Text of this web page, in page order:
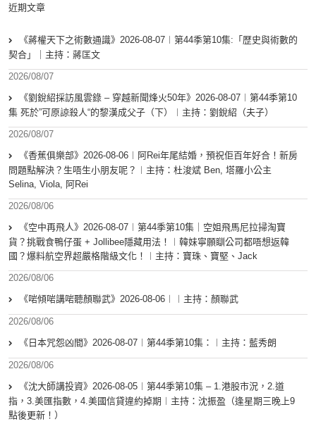
近期文章
《蔣權天下之術數通識》2026-08-07︱第44季第10集:「歴史與術數的
契合」｜主持：蔣匡文
2026/08/07
《劉銳紹採訪風雲錄 – 穿越新聞烽火50年》2026-08-07︱第44季第10
集 死於”可原諒殺人“的黎漢成父子（下）︱主持：劉銳紹（夫子）
2026/08/07
《香蕉俱樂部》2026-08-06︱阿Rei年尾結婚，預祝佢百年好合！新房
問題點解決？生唔生小朋友呢？︱主持：杜浚斌 Ben, 塔羅小公主
Selina, Viola, 阿Rei
2026/08/06
《空中再飛人》2026-08-07︱第44季第10集｜空姐飛馬尼拉掃淘寶
貨？挑戰食鴨仔蛋 + Jollibee隱藏用法！︱韓妹寧願瞓公司都唔想返韓
國？爆料航空界超嚴格階級文化！︱主持：寶珠、寶堅、Jack
2026/08/06
《啱傾啱講啱聽顏聯武》2026-08-06︱︱主持：顏聯武
2026/08/06
《日本咒怨凶間》2026-08-07︱第44季第10集：︱主持：藍秀朗
2026/08/06
《沈大師講投資》2026-08-05︱第44季第10集 – 1.港股市況，2.道
指，3.美匯指數，4.美國信貸違約掉期︱主持：沈振盈（逢星期三晚上9
點後更新！）